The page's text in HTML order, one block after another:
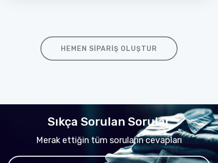
HEMEN SIPARIŞ OLUŞTUR
Sıkça Sorulan Sorular
Merak ettiğin tüm soruların cevapları